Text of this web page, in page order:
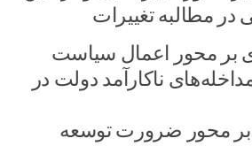
در مطالبه تغییرات
بر محور اعمال سیاست
ناکارآمد دولت در
بر محور ضرورت توسعه